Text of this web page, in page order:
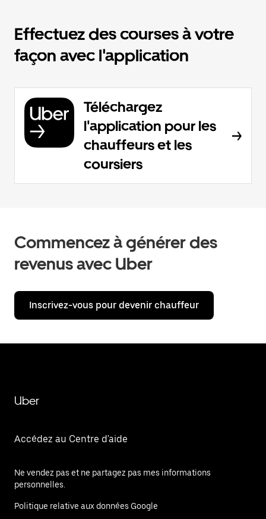
Effectuez des courses à votre
façon avec l'application
Téléchargez
l'application pour les
chauffeurs et les
coursiers
Commencez à générer des
revenus avec Uber
Inscrivez-vous pour devenir chauffeur
Uber
Accédez au Centre d'aide
Ne vendez pas et ne partagez pas mes informations
personnelles.
Politique relative aux données Google